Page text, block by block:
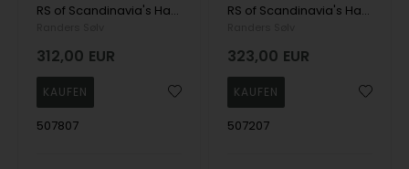
RS of Scandinavia's Handgemachte Halskette mit feinen Steinen, 5 mm breit und 50 cm lang
312,00 EUR
507807
RS of Scandinavia's Handgemachte Halskette mit feinen Steinen, 5 mm breit und 42 cm lang
323,00 EUR
507207